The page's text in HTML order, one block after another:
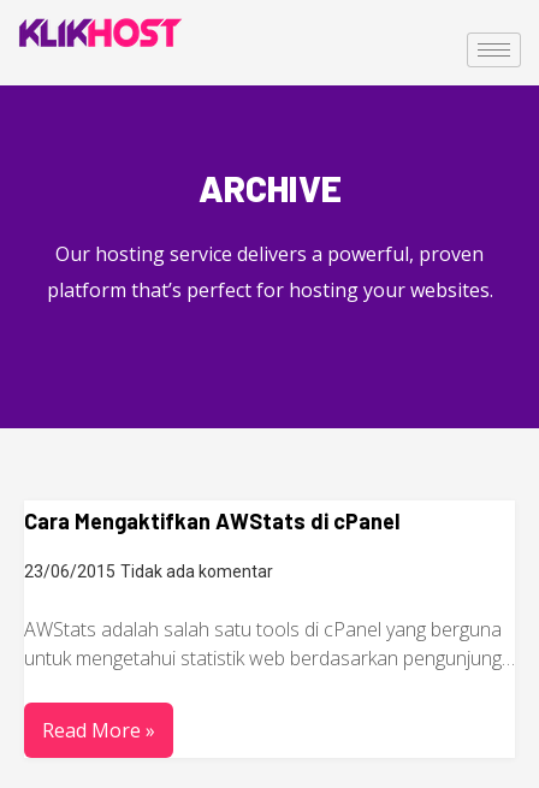
ARCHIVE
Our hosting service delivers a powerful, proven
platform that’s perfect for hosting your websites.
Cara Mengaktifkan AWStats di cPanel
23/06/2015 Tidak ada komentar
AWStats adalah salah satu tools di cPanel yang berguna
untuk mengetahui statistik web berdasarkan pengunjung…
Read More »